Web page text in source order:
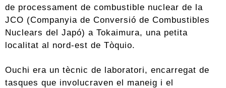
de processament de combustible nuclear de la
JCO (Companyia de Conversió de Combustibles
Nuclears del Japó) a Tokaimura, una petita
localitat al nord-est de Tòquio.
Ouchi era un tècnic de laboratori, encarregat de
tasques que involucraven el maneig i el